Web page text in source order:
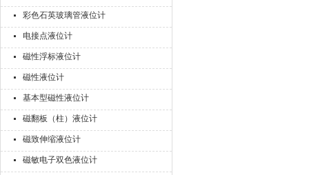
彩色石英玻璃管液位计
电接点液位计
磁性浮标液位计
磁性液位计
基本型磁性液位计
磁翻板（柱）液位计
磁致伸缩液位计
磁敏电子双色液位计